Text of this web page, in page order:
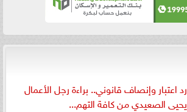
رد اعتبار وإنصاف قانوني.. براءة رجل الأعمال
يحيى الصعيدي من كافة التهم...